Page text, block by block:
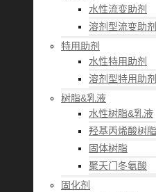
水性流变助剂
溶剂型流变助剂
特用助剂
水性特用助剂
溶剂型特用助剂
树脂&乳液
水性树脂&乳液
羟基丙烯酸树脂
固体树脂
聚天门冬氨酸
固化剂